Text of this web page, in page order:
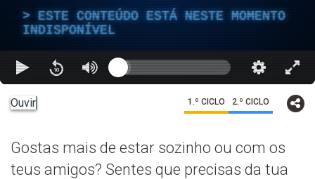
ESTE CONTEÚDO ESTÁ NESTE MOMENTO
INDISPONÍVEL
Ouvir 1.º CICLO 2.º CICLO
Gostas mais de estar sozinho ou com os
teus amigos? Sentes que precisas da tua